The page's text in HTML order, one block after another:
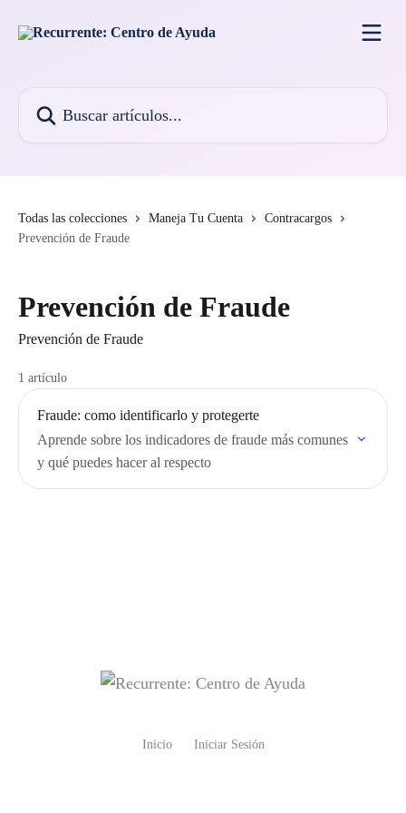
Todas las colecciones Maneja Tu Cuenta
Contracargos
Prevención de Fraude
Prevención de Fraude
Prevención de Fraude
1 artículo
Fraude: como identificarlo y protegerte
Aprende sobre los indicadores de fraude más comunes
y qué puedes hacer al respecto
Inicio Iniciar Sesión